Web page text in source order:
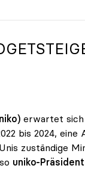
erwartet sich
bis 2024,
zuständige
uniko-